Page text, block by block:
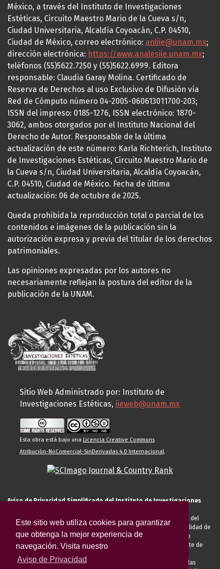
Este sitio web utiliza cookies para garantizar
que obtenga la mejor experiencia de
navegación. Visita nuestro
Aviso de Privacidad
México, a través del Instituto de Investigaciones
Estéticas, Circuito Maestro Mario de la Cueva s/n,
Ciudad Universitaria, Alcaldía Coyoacán, C.P. 04510,
Ciudad de México, correo electrónico: anliie@unam.mx;
dirección electrónica: https://www.analesiie.unam.mx;
teléfonos (55)5622.7250 y (55)5622.6999. Editora
responsable: Claudia Garay Molina. Certificado de
Reserva de Derechos al uso Exclusivo de Difusión vía
Red de Cómputo número 04-2005-060613011700-203;
ISSN del impreso: 0185-1276, ISSN electrónico: 1870-
3062, ambos otorgados por el Instituto Nacional del
Derecho de Autor. Responsable de la última
actualización de este número: Karla Richterich, Instituto
de Investigaciones Estéticas, Circuito Maestro Mario de
la Cueva s/n, Ciudad Universitaria, Alcaldía Coyoacán,
C.P. 04510, Ciudad de México. Fecha de última
actualización: 06 de octubre de 2025.
Queda prohibida la reproducción total o parcial de los
contenidos e imágenes de la publicación sin la
autorización expresa y previa del titular de los derechos
patrimoniales.
Las opiniones expresadas por los autores no
necesariamente reflejan la postura del editor de la
publicación de la UNAM.
Sitio Web Administrado por: Instituto de
Investigaciones Estéticas, iieweb@unam.mx
Esta obra está bajo una Licencia Creative Commons
Atribución-NoComercial-SinDerivadas 4.0 Internacional.
Aviso de Privacidad Simplificado del Instituto de Investigaciones
El Instituto de Investigaciones Estéticas de la UNAM, es responsable del
tratamiento de sus datos personales para el registro de usted en calidad de
alumno, docente, personal de la entidad académica, conferencista o
invitado externo (nacional o extranjero), visitante, proveedor o cliente de
anteriormente descritas u otras aquellas exigidas legalmente o por las